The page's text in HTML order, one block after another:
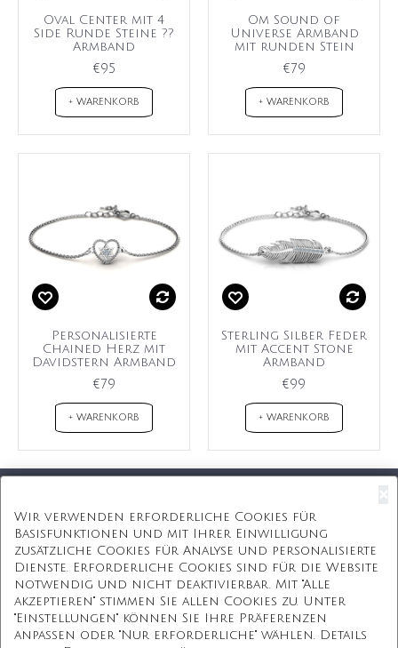
Oval Center mit 4
Side Runde Steine ??
Armband
€95
+ WARENKORB
Om Sound of
Universe Armband
mit runden Stein
€79
+ WARENKORB
Personalisierte
Chained Herz mit
Davidstern Armband
€79
+ WARENKORB
Sterling Silber Feder
mit Accent Stone
Armband
€99
+ WARENKORB
Kostenlose Geschenkbox
Kostenlose Gravur
Unbegrenzte Redesign
Wir verwenden erforderliche Cookies für
Basisfunktionen und mit Ihrer Einwilligung
zusätzliche Cookies für Analyse und personalisierte
Dienste. Erforderliche Cookies sind für die Website
notwendig und nicht deaktivierbar. Mit "Alle
akzeptieren" stimmen Sie allen Cookies zu. Unter
"Einstellungen" können Sie Ihre Präferenzen
anpassen oder "Nur erforderliche" wählen. Details